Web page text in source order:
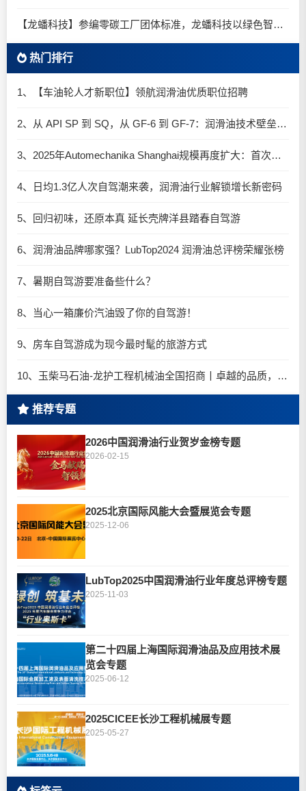
【龙蟠科技】参编零碳工厂团体标准，龙蟠科技以绿色智造锚定零碳未来
热门排行
1、【车油轮人才新职位】领航润滑油优质职位招聘
2、从 API SP 到 SQ，从 GF-6 到 GF-7：润滑油技术壁垒再升高，你准备好了吗？
3、2025年Automechanika Shanghai规模再度扩大：首次启用国家会展中心（上海）全部15个展馆
4、日均1.3亿人次自驾潮来袭，润滑油行业解锁增长新密码​
5、回归初味，还原本真 延长壳牌洋县踏春自驾游
6、润滑油品牌哪家强？LubTop2024 润滑油总评榜荣耀张榜
7、暑期自驾游要准备些什么？
8、当心一箱廉价汽油毁了你的自驾游！
9、房车自驾游成为现今最时髦的旅游方式
10、玉柴马石油-龙护工程机械油全国招商丨卓越的品质，专业的品牌！
推荐专题
2026中国润滑油行业贺岁金榜专题
2026-02-15
2025北京国际风能大会暨展览会专题
2025-12-06
LubTop2025中国润滑油行业年度总评榜专题
2025-11-03
第二十四届上海国际润滑油品及应用技术展
览会专题
2025-06-12
2025CICEE长沙工程机械展专题
2025-05-27